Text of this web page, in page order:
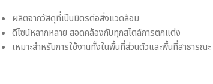
ผลิตจากวัสดุที่เป็นมิตรต่อสิ่งแวดล้อม
ดีไซน์หลากหลาย สอดคล้องกับทุกสไตล์การตกแต่ง
เหมาะสำหรับการใช้งานทั้งในพื้นที่ส่วนตัวและพื้นที่สาธารณะ